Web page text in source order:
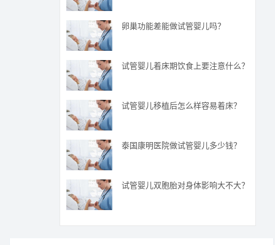
卵巢功能差能做试管婴儿吗？
试管婴儿着床期饮食上要注意什么？
试管婴儿移植后怎么样容易着床？
泰国康明医院做试管婴儿多少钱？
试管婴儿双胞胎对身体影响大不大？